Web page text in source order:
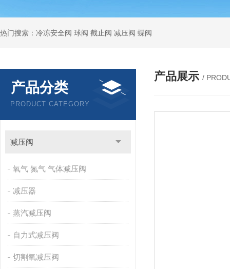
热门搜索：冷冻安全阀 球阀 截止阀 减压阀 蝶阀
产品分类
PRODUCT CATEGORY
减压阀
氧气 氮气 气体减压阀
减压器
蒸汽减压阀
自力式减压阀
切割氧减压阀
产品展示 /